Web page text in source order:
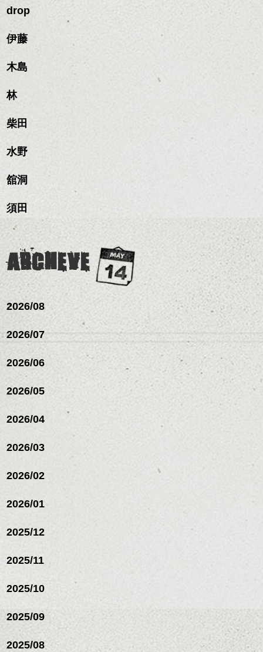
レイヤージュ/縮毛矯正
ルカラー/髪質改善/TOKIOト
ナーカラー/イルミナカラー/
ミニボブ/抜け感ショート/バ
すめですよ。
ナチュラルなトーンの色
のも良いですね。
是非なんでもご相談して
下さいね。
シバタ
ながらもみこみ、なじま
質感をかるくととのえな
これからのスタイルチェ
ハンサムショート／ヘッド
リートメント/ブリーチ/イン
さり気ない程度にハイラ
イトをいれるのもおすす
め。
スタイリングも簡単で、
ワックスとオイル、バー
ム等の質感を調整しやす
いものを全体になじませ
ながら
整えるだけですよ。
これからのスタイルチェ
ンジの事等
是非なんでもご相談して
下さい。
お待ちしております
シバタ
ですよ。
ながらもみこみ、なじま
ンジ、似合うカラーリン
グの事やお手入れ方法な
是非なんでもご相談して
下さいね。
drop
伊藤
木島
林
柴田
水野
舘洞
須田
ARCHEVE
2026/08
2026/07
2026/06
2026/05
2026/04
2026/03
2026/02
2026/01
2025/12
2025/11
2025/10
2025/09
2025/08